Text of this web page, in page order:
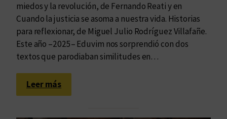
miedos y la revolución, de Fernando Reati y en
Cuando la justicia se asoma a nuestra vida. Historias
para reflexionar, de Miguel Julio Rodríguez Villafañe.
Este año –2025– Eduvim nos sorprendió con dos
textos que parodiaban similitudes en…
Leer más:
L